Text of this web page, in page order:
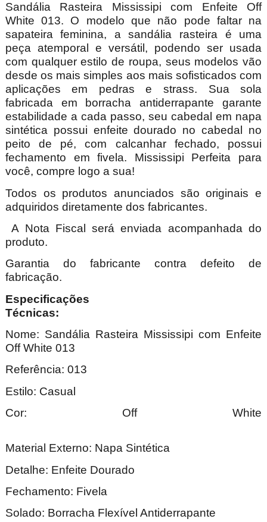
Sandália Rasteira Mississipi com Enfeite Off
White 013. O modelo que não pode faltar na
sapateira feminina, a sandália rasteira é uma
peça atemporal e versátil, podendo ser usada
com qualquer estilo de roupa, seus modelos vão
desde os mais simples aos mais sofisticados com
aplicações em pedras e strass. Sua sola
fabricada em borracha antiderrapante garante
estabilidade a cada passo, seu cabedal em napa
sintética possui enfeite dourado no cabedal no
peito de pé, com calcanhar fechado, possui
fechamento em fivela. Mississipi Perfeita para
você, compre logo a sua!
Todos os produtos anunciados são originais e
adquiridos diretamente dos fabricantes.
A Nota Fiscal será enviada acompanhada do
produto.
Garantia do fabricante contra defeito de
fabricação.
Especificações
Nome: Sandália Rasteira Mississipi com Enfeite
Off White 013
Referência: 013
Estilo: Casual
Cor: Off White
Material Externo: Napa Sintética
Detalhe: Enfeite Dourado
Fechamento: Fivela
Solado: Borracha Flexível Antiderrapante